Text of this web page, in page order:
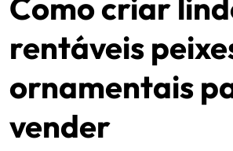
Como criar
rentáveis
ornamentais
vender